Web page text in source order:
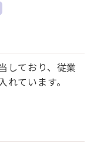
しており、従業
れています。